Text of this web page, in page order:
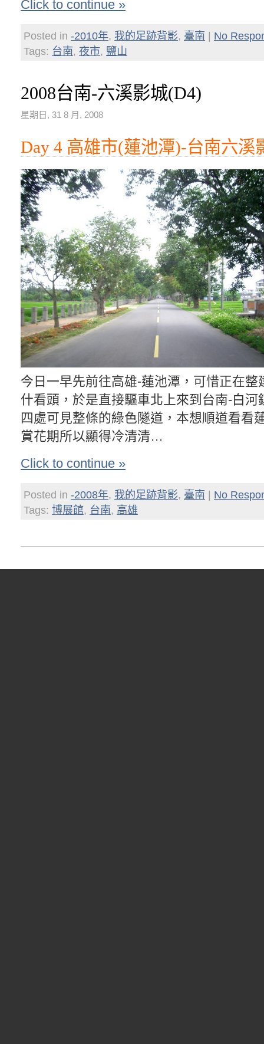
Click to continue »
Posted in -2010年, 我的足跡背影, 臺南
No
Tags: 台南, 夜市, 鹽山
2008台南-六溪影城(D4)
星期日, 31 8 月, 2008
Day 4 高雄市(蓮池潭)-台南六溪
今日一早先前往高雄-蓮池潭，可惜正在整
什看頭，於是直接驅車北上來到台南-白河
四處可見整條的綠色隧道，本想順道看看
賞花期所以顯得冷清清…
Click to continue »
Posted in -2008年, 我的足跡背影, 臺南
No
Tags: 博展館, 台南, 高雄